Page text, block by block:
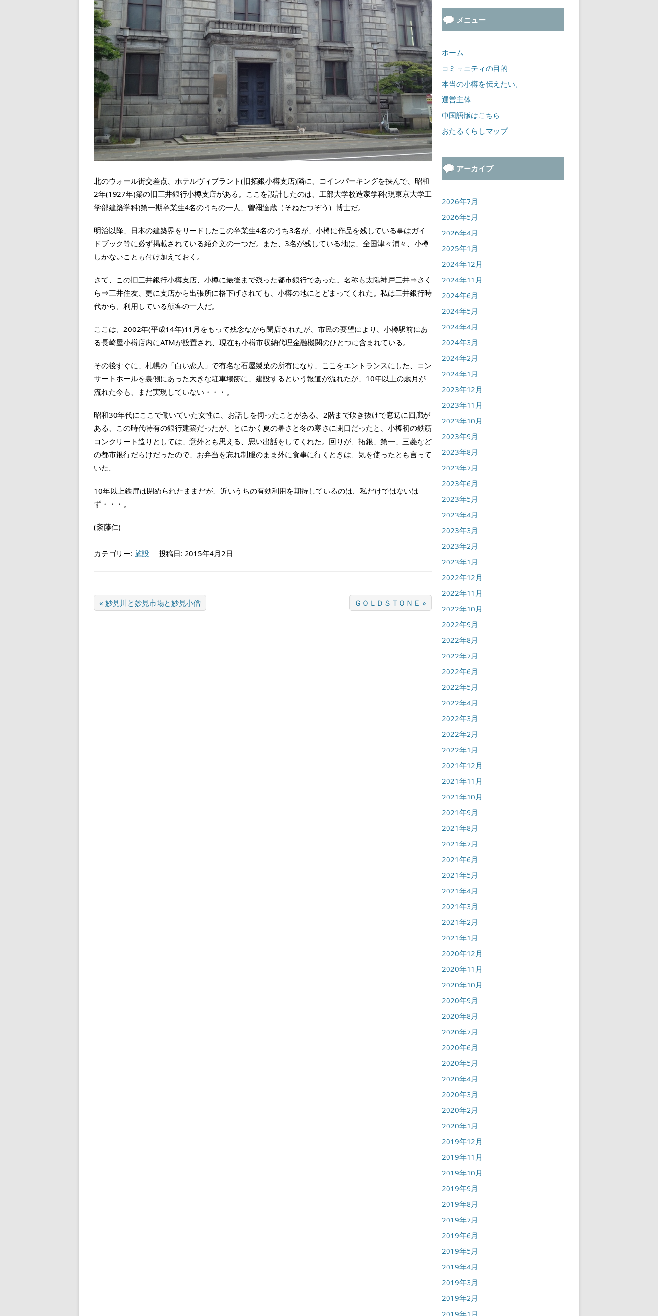
北のウォール街交差点、ホテルヴィブラント(旧拓銀小樽支店)隣に、コインパーキングを挟んで、昭和
2年(1927年)築の旧三井銀行小樽支店がある。ここを設計したのは、工部大学校造家学科(現東京大学工
学部建築学科)第一期卒業生4名のうちの一人、曽禰達蔵（そねたつぞう）博士だ。
明治以降、日本の建築界をリードしたこの卒業生4名のうち3名が、小樽に作品を残している事はガイ
ドブック等に必ず掲載されている紹介文の一つだ。また、3名が残している地は、全国津々浦々、小樽
しかないことも付け加えておく。
さて、この旧三井銀行小樽支店、小樽に最後まで残った都市銀行であった。名称も太陽神戸三井⇒さく
ら⇒三井住友、更に支店から出張所に格下げされても、小樽の地にとどまってくれた。私は三井銀行時
代から、利用している顧客の一人だ。
ここは、2002年(平成14年)11月をもって残念ながら閉店されたが、市民の要望により、小樽駅前にあ
る長崎屋小樽店内にATMが設置され、現在も小樽市収納代理金融機関のひとつに含まれている。
その後すぐに、札幌の「白い恋人」で有名な石屋製菓の所有になり、ここをエントランスにした、コン
サートホールを裏側にあった大きな駐車場跡に、建設するという報道が流れたが、10年以上の歳月が
流れた今も、まだ実現していない・・・。
昭和30年代にここで働いていた女性に、お話しを伺ったことがある。2階まで吹き抜けで窓辺に回廊が
ある、この時代特有の銀行建築だったが、とにかく夏の暑さと冬の寒さに閉口だったと、小樽初の鉄筋
コンクリート造りとしては、意外とも思える、思い出話をしてくれた。回りが、拓銀、第一、三菱など
の都市銀行だらけだったので、お弁当を忘れ制服のまま外に食事に行くときは、気を使ったとも言って
いた。
10年以上鉄扉は閉められたままだが、近いうちの有効利用を期待しているのは、私だけではないは
ず・・・。
(斎藤仁)
カテゴリー: 施設 ｜ 投稿日: 2015年4月2日
« 妙見川と妙見市場と妙見小僧 ＧＯＬＤＳＴＯＮＥ »
メニュー
ホーム
コミュニティの目的
本当の小樽を伝えたい。
運営主体
中国語版はこちら
おたるくらしマップ
アーカイブ
2026年7月
2026年5月
2026年4月
2025年1月
2024年12月
2024年11月
2024年6月
2024年5月
2024年4月
2024年3月
2024年2月
2024年1月
2023年12月
2023年11月
2023年10月
2023年9月
2023年8月
2023年7月
2023年6月
2023年5月
2023年4月
2023年3月
2023年2月
2023年1月
2022年12月
2022年11月
2022年10月
2022年9月
2022年8月
2022年7月
2022年6月
2022年5月
2022年4月
2022年3月
2022年2月
2022年1月
2021年12月
2021年11月
2021年10月
2021年9月
2021年8月
2021年7月
2021年6月
2021年5月
2021年4月
2021年3月
2021年2月
2021年1月
2020年12月
2020年11月
2020年10月
2020年9月
2020年8月
2020年7月
2020年6月
2020年5月
2020年4月
2020年3月
2020年2月
2020年1月
2019年12月
2019年11月
2019年10月
2019年9月
2019年8月
2019年7月
2019年6月
2019年5月
2019年4月
2019年3月
2019年2月
2019年1月